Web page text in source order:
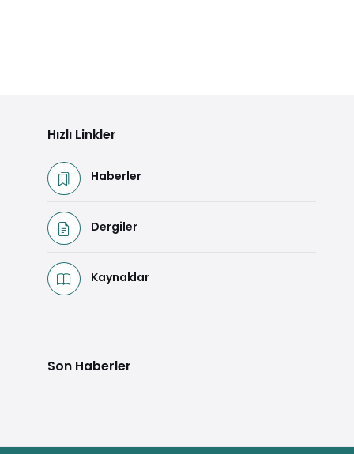
Hızlı Linkler
Haberler
Dergiler
Kaynaklar
Son Haberler